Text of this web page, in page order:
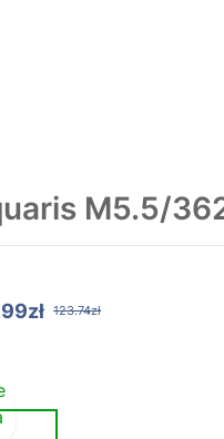
M5.5/
123.74zł